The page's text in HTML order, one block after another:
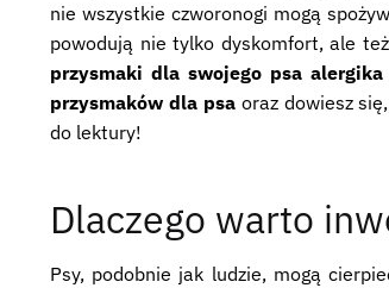
nie wszystkie czworonogi mogą
powodują nie tylko dyskomfort, ale
przysmaki dla swojego psa alergika
przysmaków dla psaoraz dowiesz
do lektury!
Dlaczego warto
Psy, podobnie jak ludzie, mogą